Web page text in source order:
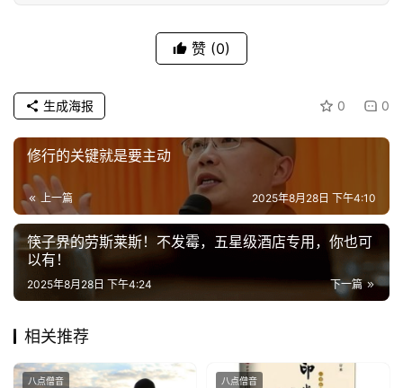
益
善
佛
教
人
物
院
礼
登录 注册
赞 (0)
0 0
生成海报
修行的关键就是要主动
上一篇 2025年8月28日 下午4:10
筷子界的劳斯莱斯！不发霉，五星级酒店专用，你也可
以有！
下一篇
2025年8月28日 下午4:24
相关推荐
八点僧音 八点僧音